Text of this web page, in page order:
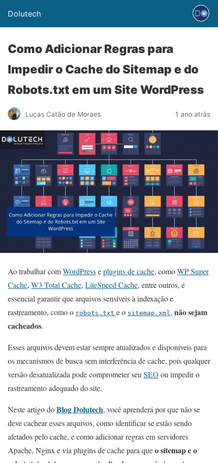
Dolutech
Como Adicionar Regras para
Impedir o Cache do Sitemap e do
Robots.txt em um Site WordPress
Lucas Catão de Moraes 1 ano atrás
Ao trabalhar comWordPressepluginsde cache, comoWP Super
Cache, W3 Total Cache, LiteSpeed Cache, entre outros, é
essencial garantir que arquivos sensíveis à indexação e
rastreamento, como o robots.txt e o sitemap.xml, não sejam
cacheados.
Esses arquivos devem estar sempre atualizados e disponíveis para
os mecanismos de busca sem interferência de cache, pois qualquer
versão desatualizada pode comprometer seu SEO ou impedir o
rastreamento adequado do site.
Neste artigo doBlog Dolutech, você aprenderá por que não se
deve cachear esses arquivos, como identificar se estão sendo
afetados pelo cache, e como adicionar regras em servidores
Apache, Nginx e via plugins de cache para queo sitemap e o